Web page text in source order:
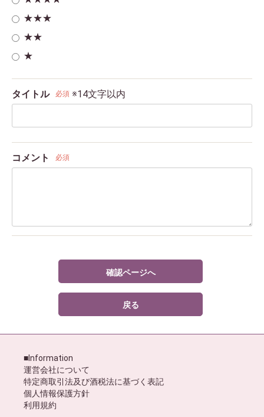
★★★
★★
★
タイトル 必須※14文字以内
コメント 必須
確認ページへ
戻る
■Information
運営会社について
特定商取引法及び酒税法に基づく表記
個人情報保護方針
利用規約